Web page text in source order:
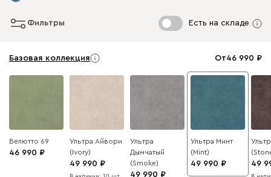
Фильтры Есть на складе
Базовая коллекция От46 990
Велютто 69
46 990
Ультра Айвори
(Ivory)
49 990
Ультра
Дымчатый
(Smoke)
49 990
Ультра Минт
(Mint)
49 990 49